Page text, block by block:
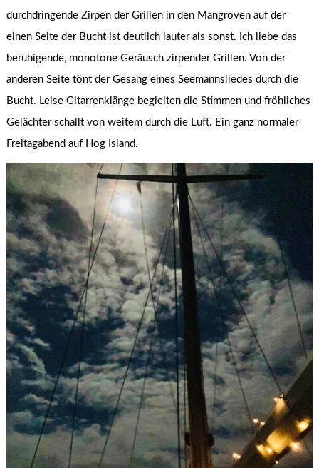
durchdringende Zirpen der Grillen in den Mangroven auf der
einen Seite der Bucht ist deutlich lauter als sonst. Ich liebe das
beruhigende, monotone Geräusch zirpender Grillen. Von der
anderen Seite tönt der Gesang eines Seemannsliedes durch die
Bucht. Leise Gitarrenklänge begleiten die Stimmen und fröhliches
Gelächter schallt von weitem durch die Luft. Ein ganz normaler
Freitagabend auf Hog Island.